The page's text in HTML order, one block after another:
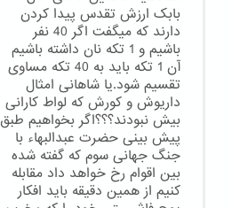
بابک ارزش تقدس پیدا کردن
دارند که میگفت اگر 40 نفر
باشیم و 1 تکه نان داشته باشیم
آن 1 تکه باید به 40 تکه مساوی
تقسیم شود.یا شاهانی امثال
داریوش و کورش که لواط کارانی
بیش نبودند؟؟؟اگر بخواهیم طبق
پیش بینی حضرت عبدالبهاء با
جنگ جهانی سوم که گفته شده
بین اقوام رخ خواهد داد مقابله
کنیم از همین دقیقه باید افکار